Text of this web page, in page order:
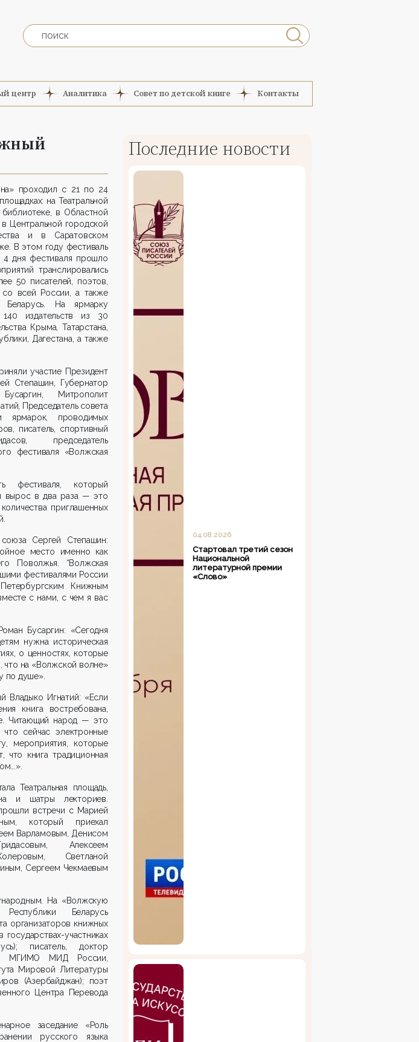
центр Аналитика Совет по детской книге Контакты
проходил с 21 по 24
на Театральной
в Областной
Центральной городской
и в Саратовском
В этом году фестиваль
4 дня фестиваля прошло
транслировались
50 писателей, поэтов,
со всей России, а также
На ярмарку
издательств из 30
Крыма, Татарстана,
Дагестана, а также
участие Президент
Степашин, Губернатор
Митрополит
Председатель совета
ярмарок, проводимых
писатель, спортивный
председатель
фестиваля «Волжская
фестиваля, который
вырос в два раза — это
приглашенных
Сергей Степашин:
место именно как
Поволжья. “Волжская
фестивалями России
Книжным
с нами, с чем я вас
Бусаргин: «Сегодня
нужна историческая
о ценностях, которые
что на «Волжской волне»
по душе».
Владыко Игнатий: «Если
книга востребована,
Читающий народ — это
сейчас электронные
мероприятия, которые
что книга традиционная
Театральная площадь,
и шатры лекториев.
встречи с Марией
который приехал
Варламовым, Денисом
Алексеем
Светланой
Сергеем Чекмаевым
На «Волжскую
Беларусь
организаторов книжных
участниках
писатель, доктор
МГИМО МИД России,
Мировой Литературы
(Азербайджан); поэт
Центра Перевода
заседание «Роль
русского языка
Последние новости
04.08.2026
Стартовал третий сезон
Национальной
литературной премии
«Слово»